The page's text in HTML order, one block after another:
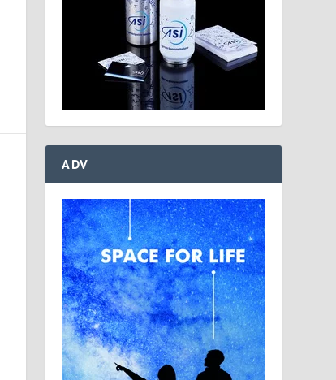
ADV